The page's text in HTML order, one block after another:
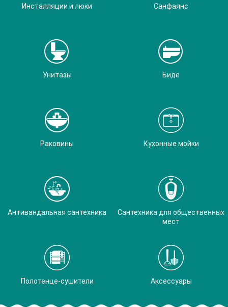
Инсталляции и люки Санфаянс
Унитазы Биде
Раковины Кухонные мойки
Антивандальная сантехника
Сантехника для общественных
мест
Полотенце-сушители Аксессуары